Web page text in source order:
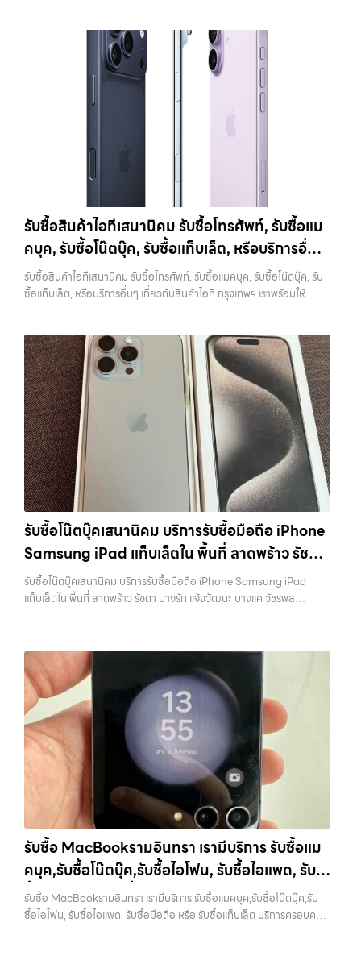
และได้รับการดูแลมาอย่างดี มักจะได้ราคาดีกว่าเครื่องที่มีคราบหรือฝุ่นสะสม
การทำความสะอาดไม่จำเป็นต้องใช้อุปกรณ์พิเศษ เพียงใช้ผ้านุ่มเช็ดหน้าจอ
เช็ดตัวเครื่อง และทำความสะอาดบริเวณเล็กๆ เช่น ช่องลำโพงหรือพอร์ต
ชาร์จ ก็เพียงพอแล้ว หากเป็นการขายผ่านออนไลน์ ภาพถ่ายก็มีผลอย่าง
มาก เครื่องที่ดูดีตั้งแต่ในรูป จะช่วยเพิ่มโอกาสในการต่อรองราคาได้มากขึ้น
5. ตรวจสอบสภาพเครื่องและแบตเตอรี่ สภาพของเครื่องเป็นปัจจัยหลักที่
กำหนดราคา ไม่ว่าจะเป็นรอยขีดข่วน รอยตก หรือการทำงานของระบบต่างๆ
สิ่งที่ควรตรวจสอบ ได้แก่ หน้าจอมีรอยหรือไม่ กล้องใช้งานได้ปกติหรือไม่
ปุ่มต่างๆ กดได้ครบหรือไม่ ลำโพงและไมโครโฟนทำงานหรือไม่ อีกจุดที่
สำคัญคือแบตเตอรี่ ซึ่งสามารถตรวจสอบได้จากเมนู Battery Health หาก
เปอร์เซ็นต์ยังอยู่ในระดับสูง จะช่วยให้ได้ราคาดีกว่าเครื่องที่แบตเสื่อม ในบาง
กรณี การเปลี่ยนแบตก่อนขายอาจช่วยเพิ่มมูลค่าได้ แต่ควรคำนวณต้นทุนให้
ดีว่าคุ้มค่าหรือไม่ 6. เช็คราคาก่อนขายทุกครั้ง การรู้ราคาตลาดก่อนขายเป็น
สิ่งที่ช่วยให้คุณไม่เสียเปรียบ หลายคนขายโดยไม่เช็คข้อมูล ทำให้โดนกด
ราคามากกว่าที่ควรจะเป็น แนะนำให้ลองเปรียบเทียบราคาจากหลายแหล่ง
ทั้งร้านรับซื้อและช่องทางออนไลน์ เพื่อให้เห็นภาพรวมของราคาในตลาด
ครบช่วยเพิ่มราคา แม้จะไม่ใช่ปัจจัยหลัก แต่การมีอุปกรณ์ครบ เช่น กล่อง
สายชาร์จ หรืออุปกรณ์เสริม จะช่วยเพิ่มความน่าสนใจให้กับเครื่อง สำหรับ
บางรุ่น การมีกล่องครบอาจช่วยเพิ่มราคาได้พอสมควร เพราะผู้ซื้อสามารถ
นำไปขายต่อได้ง่ายขึ้น อย่างไรก็ตาม หากไม่มีอุปกรณ์เหล่านี้ ก็ยังสามารถ
ขายได้ตามปกติ เพียงแต่อาจไม่ได้ราคาสูงเท่ากับเครื่องที่มีครบ 8. เลือกช่อง
ทางการขายให้เหมาะกับตัวเอง การขาย iPhone มีหลายวิธี แต่ละวิธีก็มีข้อดี
และข้อจำกัดต่างกัน การขายเองผ่านแพลตฟอร์มออนไลน์อาจได้ราคาสูง
กว่า แต่ต้องใช้เวลาและมีความเสี่ยงในการเจอผู้ซื้อที่ไม่น่าเชื่อถือ การขายให้
ร้านรับซื้อจะสะดวกและรวดเร็ว แต่ควรเลือกร้านที่มีความน่าเชื่อถือและให้
ราคาตามสภาพจริง อีกทางเลือกหนึ่งคือการใช้บริการจำนำ ซึ่งเหมาะกับคน
ที่ต้องการเงินด่วนแต่ยังไม่อยากขายขาด โดยสามารถเลือกใช้บริการ…
15,000 บาทiPhone 11 Pro 128GB รับซื้อได้ที่ 11,900 บาทราคาตลาด
มือสอง: 17,000 บาทiPhone 11 Pro 256GB รับซื้อได้ที่ 13,300 บาท
ราคาตลาดมือสอง: 19,000 บาทราคารับซื้อ iPhone 11 Pro
Max:iPhone 11 Pro Max 64GB รับซื้อได้ที่ 12,600 บาทราคาตลาดมือ
สอง: 18,000 บาทiPhone 11 Pro Max 128GB รับซื้อได้ที่ 14,000 บาท
ราคาตลาดมือสอง: 20,000 บาทiPhone 11 Pro Max 256GB รับซื้อ
ได้ที่ 15,400 บาทราคาตลาดมือสอง: 22,000 บาท
mini (ปี 2020)iPhone 12 เป็นรุ่นแรกที่รองรับ 5G พร้อมดีไซน์ขอบ
เหลี่ยมสไตล์ใหม่ที่กลับมาอีกครั้ง มาพร้อมชิป A14 Bionic และกล้องคู่ที่ดี
ขึ้นราคารับซื้อ iPhone 12:iPhone 12 64GB รับซื้อได้ที่ 8,750 บาทราคา
บางแค วัชรพล รามอินทรา รับซื้อสินค้าไอทีวังหิน — รับซื้อโทรศัพท์, รับซื้อ
แมคบุค, รับซื้อโน๊ตบุ๊ค, รับซื้อแท็บเล็ต, หรือบริการอื่นๆ เกี่ยวกับสินค้าไอที
กรุงเทพฯ เราพร้อมให้บริการครบวงจร รับซื้อสินค้าไอทีวังหิน รับซื้อ
โทรศัพท์, รับซื้อแมคบุค, รับซื้อโน๊ตบุ๊ค, รับซื้อแท็บเล็ต, หรือบริการอื่นๆ เกี่ยว
กับสินค้าไอที กรุงเทพฯ… รับซื้อสินค้าไอทีวังหิน รับซื้อ iPhone ทุกรุ่น ให้
ราคาสูง พร้อมจ่ายเงินทันที ประสบการณ์เหนือระดับกับการ รับซื้อไอ
เว็บไซต์ที่คุณไว้วางใจได้ สำหรับบริการ รับซื้อ มือถือ iPhone, Samsung,
iPad, แท็บเล็ต ทุกยี่ห้อ ให้ราคาสูง พร้อมจ่ายเงินทันที ครอบคลุมพื้นที่
ลาดพร้าว, รัชดา, บางรัก, แจ้งวัฒนะ, บางแค, วัชรพล, รามอินทรา และเขต
กรุงเทพฯ ใกล้ “ใกล้ ฉัน” ที่สุด ในยุคที่สมาร์ทโฟน แท็บเล็ต และอุปกรณ์ไอที
ใหม่ๆ เปลี่ยนรุ่นกันแทบทุกช่วงเวลา อุปกรณ์ที่คุณใช้แล้วอาจกลายเป็นของ
ที่ไม่ได้ใช้งานอยู่เฉยๆ เว็บไซต์ของเราจึงเกิดขึ้นเพื่อเป็นทางเลือกให้คุณ
สามารถเปลี่ยนอุปกรณ์ที่ไม่ใช้แล้วให้กลายเป็นเงินสดได้ทันที ด้วยบริการ รับ
แท็บเล็ต, รับซื้อสินค้าไอทีกรุงเทพมหานคร อย่างครบวงจร ไม่ว่าคุณจะอยู่
โซนเมืองหรือเขตชานเมือง เรามีทีมงานพร้อมให้บริการถึงที่ในพื้นที่ “ใกล้
ว่าอุปกรณ์แต่ละชิ้นไม่ใช่แค่เครื่องใช้ไฟฟ้า แต่เป็นทรัพย์สินที่มีมูลค่า คุณอาจ
ต้องการเปลี่ยนรุ่น หรือต้องการเงินด่วน เราจึงมอบบริการประเมินสภาพ
เครื่อง ฟรี ปราบปรามความยุ่งยากทั้งหลาย โดยเน้น โปร่งใส มั่นใจได้ และ
จ่ายเงินทันทีเมื่อตกลงซื้อขายสำเร็จ บริการของเราครอบคลุมทั้ง iPhone
สายใหม่-เก่า, Samsung ทุกรุ่น, iPad และแท็บเล็ตทุกแบรนด์ เรารับถึงแม้
จะอยู่ในสภาพใช้งานแล้ว ตกแต่งแล้ว หรือมีรอยบ้าง เพราะมูลค่าของเครื่อง
ไม่ได้ขึ้นอยู่แค่ยี่ห้อ แต่ขึ้นอยู่กับสภาพจริง ความครบชุด และความสะดวกใน
การขายของคุณ เราจึงตั้งใจให้บริการในเขต ลาดพร้าว, รัชดา, บางรัก,
แจ้งวัฒนะ, บางแค, วัชรพล, รามอินทรา, บางนา, บางพลี, เกษตรนวมินทร์,
เสนานิคม, วังหิน อย่างเต็มที่ ไม่ว่าคุณจะค้นหาคำว่า “รับซื้อมือถือใกล้ฉัน”,
“รับซื้อโทรศัพท์มือสองกรุงเทพ”, “ขาย iPad ได้ราคา”, “รับซื้อแท็บเล็ต
กรุงเทพถึงที่”, หรือ “รับซื้อ Samsung มือสอง ราคาสูง” — ที่นี่คือคำตอบ
เพราะบริการของเรามุ่งตรงให้คุณได้รับราคาและความสะดวกสบายที่เหนือ
กว่า เลือกเราแล้วคุณจะได้บริการที่คุณไว้วางใจ พร้อมทีมงานที่พร้อม
ทั้งหมดนี้เพื่อให้การขายอุปกรณ์ของคุณเป็นเรื่องง่ายขึ้น ดีกว่า รวดเร็วกว่า
และคุ้มค่ากว่า ทำไมต้องเลือกเรา ผู้เชี่ยวชาญด้านการให้บริการ รับซื้อมือถือ
วัชรพล, รามอินทรา, รวมถึง บางนา, บางพลี, เกษตรนวมินทร์, เสนานิคม,
วังหินไม่ว่าคุณจะต้องการ รับซื้อโทรศัพท์, รับซื้อแมคบุค, รับซื้อโน๊ตบุ๊ค, รับ
ซื้อแท็บเล็ต, หรือบริการอื่นๆ เกี่ยวกับสินค้าไอที กรุงเทพฯ – เราพร้อมให้
บริการครบวงจร บริการของเรา เราให้บริการแบบครบวงจรสำหรับลูกค้าที่
ต้องการขายอุปกรณ์ไอที ไม่ว่าจะเป็น: รับซื้อไอโฟน ทุกรุ่น…
รับซื้อสินค้าไอทีเสนานิคม รับซื้อโทรศัพท์, รับซื้อแม
คบุค, รับซื้อโน๊ตบุ๊ค, รับซื้อแท็บเล็ต, หรือบริการอื่นๆ
เกี่ยวกับสินค้าไอที กรุงเทพฯ เราพร้อมให้บริการครบ
วงจร
รับซื้อสินค้าไอทีเสนานิคม รับซื้อโทรศัพท์, รับซื้อแมคบุค, รับซื้อโน๊ตบุ๊ค, รับ
ซื้อแท็บเล็ต, หรือบริการอื่นๆ เกี่ยวกับสินค้าไอที กรุงเทพฯ เราพร้อมให้
แจ้งวัฒนะ บางแค วัชรพล รามอินทรา รับซื้อสินค้าไอทีเสนานิคม — รับซื้อ
โทรศัพท์, รับซื้อแมคบุค, รับซื้อโน๊ตบุ๊ค, รับซื้อแท็บเล็ต, หรือบริการอื่นๆ เกี่ยว
กับสินค้าไอที กรุงเทพฯ เราพร้อมให้บริการครบวงจร รับซื้อสินค้าไอที
เสนานิคม รับซื้อโทรศัพท์, รับซื้อแมคบุค, รับซื้อโน๊ตบุ๊ค, รับซื้อแท็บเล็ต, หรือ
บริการอื่นๆ เกี่ยวกับสินค้าไอที กรุงเทพฯ… รับซื้อสินค้าไอทีเสนานิคม รับ
ซื้อ iPad และแท็บเล็ตทุกแบรนด์ ทุกสภาพ — ขอขายง่าย ได้เงินเร็ว
ประสบการณ์เหนือระดับกับการ รับซื้อไอโฟน, รับซื้อไอแพด, รับซื้อมือถือ
ยินดีต้อนรับสู่ “รับซื้อขายมือถือ.com” เว็บไซต์ที่คุณไว้วางใจได้ สำหรับ
บริการ รับซื้อ มือถือ iPhone, Samsung, iPad, แท็บเล็ต ทุกยี่ห้อ ให้ราคา
สูง พร้อมจ่ายเงินทันที ครอบคลุมพื้นที่ ลาดพร้าว, รัชดา, บางรัก,
แจ้งวัฒนะ, บางแค, วัชรพล, รามอินทรา และเขตกรุงเทพฯ ใกล้ “ใกล้ ฉัน”
ที่สุด ในยุคที่สมาร์ทโฟน แท็บเล็ต และอุปกรณ์ไอทีใหม่ๆ เปลี่ยนรุ่นกันแทบ
ทุกช่วงเวลา อุปกรณ์ที่คุณใช้แล้วอาจกลายเป็นของที่ไม่ได้ใช้งานอยู่เฉยๆ
เว็บไซต์ของเราจึงเกิดขึ้นเพื่อเป็นทางเลือกให้คุณสามารถเปลี่ยนอุปกรณ์ที่
ไม่ใช้แล้วให้กลายเป็นเงินสดได้ทันที ด้วยบริการ รับซื้อไอโฟน, รับซื้อไอแพด,
รับซื้อมือถือ, รับซื้อโทรศัพท์, รับซื้อโน๊ตบุ๊ค, รับซื้อแท็บเล็ต, รับซื้อสินค้าไอที
รวดเร็วที่สุด ที่ “รับซื้อขายมือถือ.com” เราเข้าใจดีว่าอุปกรณ์แต่ละชิ้นไม่ใช่
แค่เครื่องใช้ไฟฟ้า แต่เป็นทรัพย์สินที่มีมูลค่า คุณอาจต้องการเปลี่ยนรุ่น หรือ
ต้องการเงินด่วน เราจึงมอบบริการประเมินสภาพเครื่อง ฟรี ปราบปราม
ความยุ่งยากทั้งหลาย โดยเน้น โปร่งใส มั่นใจได้ และจ่ายเงินทันทีเมื่อตกลง
ซื้อขายสำเร็จ บริการของเราครอบคลุมทั้ง iPhone สายใหม่-เก่า,
Samsung ทุกรุ่น, iPad และแท็บเล็ตทุกแบรนด์ เรารับถึงแม้จะอยู่ในสภาพ
ใช้งานแล้ว ตกแต่งแล้ว หรือมีรอยบ้าง เพราะมูลค่าของเครื่องไม่ได้ขึ้นอยู่แค่
ยี่ห้อ แต่ขึ้นอยู่กับสภาพจริง ความครบชุด และความสะดวกในการขายของ
คุณ เราจึงตั้งใจให้บริการในเขต ลาดพร้าว, รัชดา, บางรัก, แจ้งวัฒนะ,
บางแค, วัชรพล, รามอินทรา, บางนา, บางพลี, เกษตรนวมินทร์, เสนานิคม,
วังหิน อย่างเต็มที่ ไม่ว่าคุณจะค้นหาคำว่า “รับซื้อมือถือใกล้ฉัน”, “รับซื้อ
โทรศัพท์มือสองกรุงเทพ”, “ขาย iPad ได้ราคา”, “รับซื้อแท็บเล็ต กรุงเทพ
ถึงที่”, หรือ “รับซื้อ Samsung มือสอง ราคาสูง” — ที่นี่คือคำตอบ เพราะ
บริการของเรามุ่งตรงให้คุณได้รับราคาและความสะดวกสบายที่เหนือกว่า
เลือกเราแล้วคุณจะได้บริการที่คุณไว้วางใจ พร้อมทีมงานที่พร้อมอำนวย
ความสะดวก นัดรับถึงที่ ตรวจสภาพอย่างมืออาชีพ และจ่ายเงินทันที
ทั้งหมดนี้เพื่อให้การขายอุปกรณ์ของคุณเป็นเรื่องง่ายขึ้น ดีกว่า รวดเร็วกว่า
รับซื้อโน๊ตบุ๊คเสนานิคม บริการรับซื้อมือถือ iPhone
Samsung iPad แท็บเล็ตใน พื้นที่ ลาดพร้าว รัชดา
บางรัก แจ้งวัฒนะ บางแค วัชรพล รามอินทรา
พร้อมจ่ายเงินทันที
รับซื้อโน๊ตบุ๊คเสนานิคม บริการรับซื้อมือถือ iPhone Samsung iPad
แท็บเล็ตใน พื้นที่ ลาดพร้าว รัชดา บางรัก แจ้งวัฒนะ บางแค วัชรพล
ดา บางรัก แจ้งวัฒนะ บางแค วัชรพล รามอินทรา รับซื้อโน๊ตบุ๊คเสนานิคม —
บริการรับซื้อมือถือ iPhone Samsung iPad แท็บเล็ตใน พื้นที่ ลาดพร้าว
รัชดา บางรัก แจ้งวัฒนะ บางแค วัชรพล รามอินทรา พร้อมจ่ายเงินทันที รับ
ซื้อโน๊ตบุ๊คเสนานิคม บริการรับซื้อมือถือ iPhone Samsung iPad แท็บเล็ต
ใน พื้นที่ ลาดพร้าว รัชดา บางรัก แจ้งวัฒนะ บางแค วัชรพล รามอินทรา…
รับซื้อโน๊ตบุ๊คเสนานิคม ขายอุปกรณ์ไอทีแล้วอยากได้เงินด่วน? ติดต่อเรา
เลย! การันตีราคาดี รับเงินทันใจ ประสบการณ์เหนือระดับกับการ รับซื้อไอ
โฟน, รับซื้อไอแพด, รับซื้อมือถือ ยินดีต้อนรับสู่ “รับซื้อขายมือถือ.com”
เว็บไซต์ที่คุณไว้วางใจได้ สำหรับบริการ รับซื้อ มือถือ iPhone, Samsung,
iPad, แท็บเล็ต ทุกยี่ห้อ ให้ราคาสูง พร้อมจ่ายเงินทันที ครอบคลุมพื้นที่
ลาดพร้าว, รัชดา, บางรัก, แจ้งวัฒนะ, บางแค, วัชรพล, รามอินทรา และเขต
กรุงเทพฯ ใกล้ “ใกล้ ฉัน” ที่สุด ในยุคที่สมาร์ทโฟน แท็บเล็ต และอุปกรณ์ไอที
ใหม่ๆ เปลี่ยนรุ่นกันแทบทุกช่วงเวลา อุปกรณ์ที่คุณใช้แล้วอาจกลายเป็นของ
ที่ไม่ได้ใช้งานอยู่เฉยๆ เว็บไซต์ของเราจึงเกิดขึ้นเพื่อเป็นทางเลือกให้คุณ
สามารถเปลี่ยนอุปกรณ์ที่ไม่ใช้แล้วให้กลายเป็นเงินสดได้ทันที ด้วยบริการ รับ
ซื้อไอโฟน, รับซื้อไอแพด, รับซื้อมือถือ, รับซื้อโทรศัพท์, รับซื้อโน๊ตบุ๊ค, รับซื้อ
แท็บเล็ต, รับซื้อสินค้าไอทีกรุงเทพมหานคร อย่างครบวงจร ไม่ว่าคุณจะอยู่
รับซื้อ MacBookรามอินทรา เรามีบริการ รับซื้อแม
คบุค,รับซื้อโน๊ตบุ๊ค,รับซื้อไอโฟน, รับซื้อไอแพด, รับ
ซื้อมือถือ หรือ รับซื้อแท็บเล็ต บริการครอบคลุมทั่ว
กรุงเทพ และพื้นที่ใกล้เคียง
รับซื้อ MacBookรามอินทรา เรามีบริการ รับซื้อแมคบุค,รับซื้อโน๊ตบุ๊ค,รับ
ซื้อไอโฟน, รับซื้อไอแพด, รับซื้อมือถือ หรือ รับซื้อแท็บเล็ต บริการครอบคลุม